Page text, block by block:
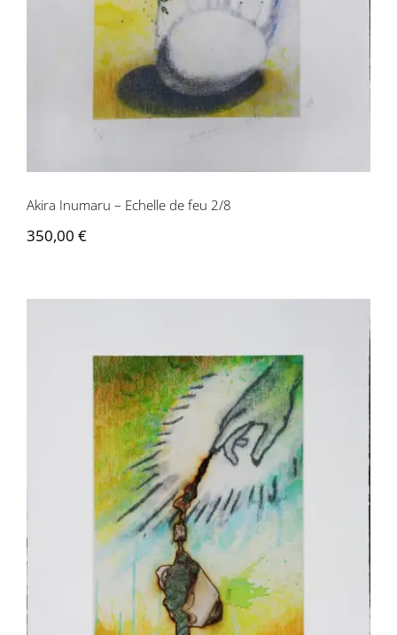
Contactez-nous
Akira Inumaru – Echelle de feu 2/8
350,00 €
Akira Inumaru – Main du Saint-Esprit
2/8